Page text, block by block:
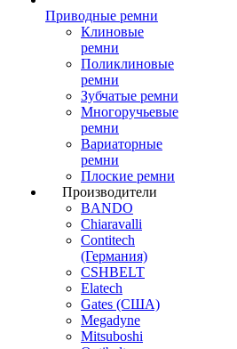
Приводные ремни
Клиновые
ремни
Поликлиновые
ремни
Зубчатые ремни
Многоручьевые
ремни
Вариаторные
ремни
Плоские ремни
Производители
BANDO
Chiaravalli
Contitech
(Германия)
CSHBELT
Elatech
Gates (США)
Megadyne
Mitsuboshi